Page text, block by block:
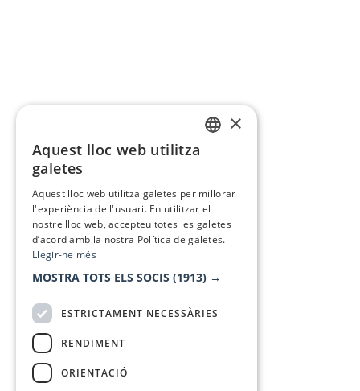
×
Aquest lloc web utilitza
galetes
Aquest lloc web utilitza galetes per millorar
l'experiència de l'usuari. En utilitzar el
nostre lloc web, accepteu totes les galetes
d’acord amb la nostra Política de galetes.
Llegir-ne més
MOSTRA TOTS ELS SOCIS (1913) →
ESTRICTAMENT NECESSÀRIES
RENDIMENT
ORIENTACIÓ